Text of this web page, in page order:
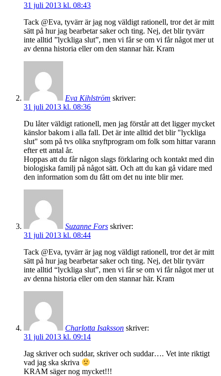
31 juli 2013 kl. 08:43
Tack @Eva, tyvärr är jag nog väldigt rationell, tror det är mitt
sätt på hur jag bearbetar saker och ting. Nej, det blir tyvärr
inte alltid ”lyckliga slut”, men vi får se om vi får något mer ut
av denna historia eller om den stannar här. Kram
Eva Kihlström skriver:
31 juli 2013 kl. 08:36
Du låter väldigt rationell, men jag förstår att det ligger mycket
känslor bakom i alla fall. Det är inte alltid det blir "lyckliga
slut" som på tvs olika snyftprogram om folk som hittar varann
efter ett antal år.
Hoppas att du får någon slags förklaring och kontakt med din
biologiska familj på något sätt. Och att du kan gå vidare med
den information som du fått om det nu inte blir mer.
Suzanne Fors skriver:
31 juli 2013 kl. 08:44
Tack @Eva, tyvärr är jag nog väldigt rationell, tror det är mitt
sätt på hur jag bearbetar saker och ting. Nej, det blir tyvärr
inte alltid “lyckliga slut”, men vi får se om vi får något mer ut
av denna historia eller om den stannar här. Kram
Charlotta Isaksson skriver:
31 juli 2013 kl. 09:14
Jag skriver och suddar, skriver och suddar…. Vet inte riktigt
vad jag ska skriva
KRAM säger nog mycket!!!